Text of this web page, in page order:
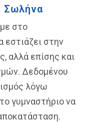
Σωλήνα
στο
εστιάζει στην
αλλά επίσης και
Δεδομένου
λόγω
γυμναστήριο να